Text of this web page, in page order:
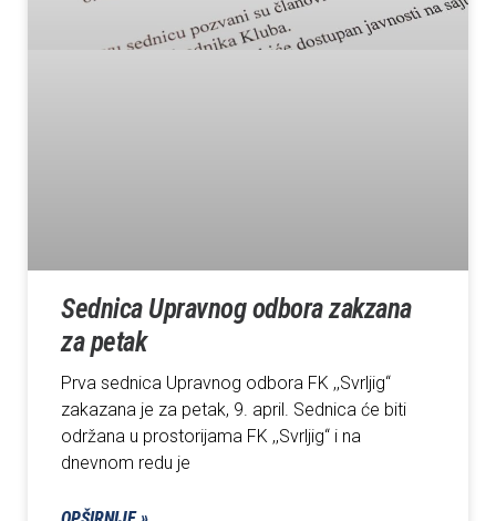
Sednica Upravnog odbora zakzana
za petak
Prva sednica Upravnog odbora FK ,,Svrljig“
zakazana je za petak, 9. april. Sednica će biti
održana u prostorijama FK ,,Svrljig“ i na
dnevnom redu je